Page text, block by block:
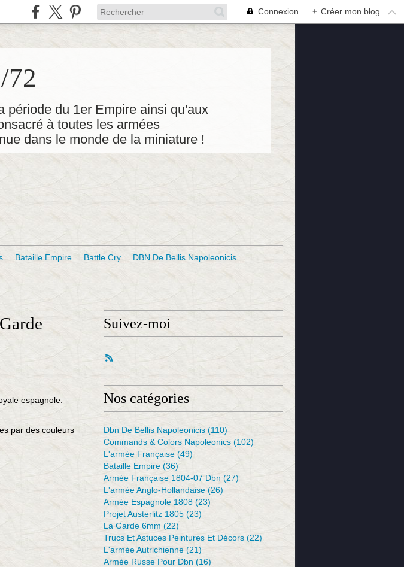
Connexion + Créer mon blog
72
période du 1er Empire ainsi qu'aux
à toutes les armées
dans le monde de la miniature !
Bataille Empire Battle Cry DBN De Bellis Napoleonicis
espagnole.
par des couleurs
Suivez-moi
Nos catégories
Dbn De Bellis Napoleonicis (110)
Commands & Colors Napoleonics (102)
L'armée Française (49)
Bataille Empire (36)
Armée Française 1804-07 Dbn (27)
L'armée Anglo-Hollandaise (26)
Armée Espagnole 1808 (23)
Projet Austerlitz 1805 (23)
La Garde 6mm (22)
Trucs Et Astuces Peintures Et Décors (22)
L'armée Autrichienne (21)
Armée Russe Pour Dbn (16)